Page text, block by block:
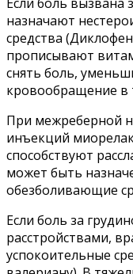
назначают
средства
прописывают
снять боль,
кровообращение в
При межреберной
инъекций
способствуют
может быть
обезболивающие
Если боль за
расстройствами,
успокоительные